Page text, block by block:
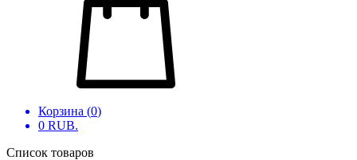
Корзина (0)
0 RUB.
Список товаров